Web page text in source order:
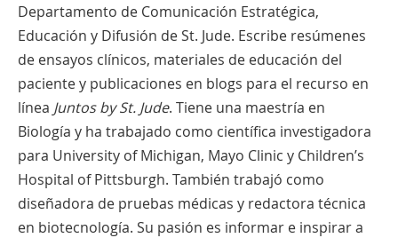
Departamento de Comunicación Estratégica,
Educación y Difusión de St. Jude. Escribe resúmenes
de ensayos clínicos, materiales de educación del
paciente y publicaciones en blogs para el recurso en
línea Juntos by St. Jude. Tiene una maestría en
Biología y ha trabajado como científica investigadora
para University of Michigan, Mayo Clinic y Children’s
Hospital of Pittsburgh. También trabajó como
diseñadora de pruebas médicas y redactora técnica
en biotecnología. Su pasión es informar e inspirar a